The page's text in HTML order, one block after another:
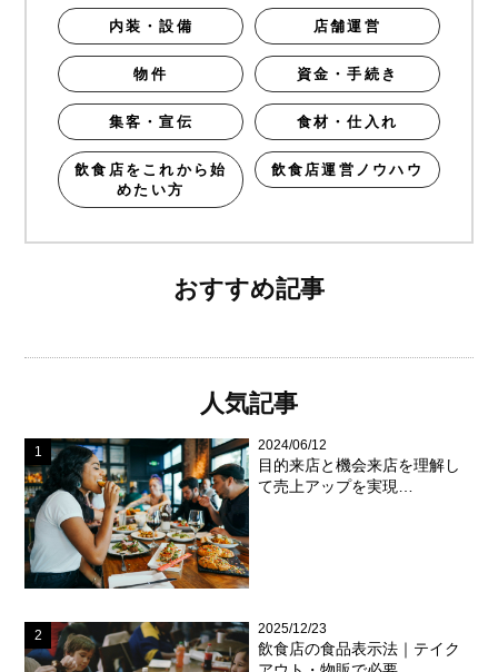
内装・設備 店舗運営
物件 資金・手続き
集客・宣伝 食材・仕入れ
飲食店をこれから始
めたい方
飲食店運営ノウハウ
おすすめ記事
人気記事
2024/06/12
目的来店と機会来店を理解し
て売上アップを実現…
2025/12/23
飲食店の食品表示法｜テイク